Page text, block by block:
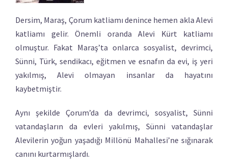
Dersim, Maraş, Çorum katliamı denince hemen akla Alevi
katliamı gelir. Önemli oranda Alevi Kürt katliamı
olmuştur. Fakat Maraş’ta onlarca sosyalist, devrimci,
Sünni, Türk, sendikacı, eğitmen ve esnafın da evi, iş yeri
yakılmış, Alevi olmayan insanlar da hayatını
kaybetmiştir.
Aynı şekilde Çorum’da da devrimci, sosyalist, Sünni
vatandaşların da evleri yakılmış, Sünni vatandaşlar
Alevilerin yoğun yaşadığı Millönü Mahallesi’ne sığınarak
canını kurtarmışlardı.